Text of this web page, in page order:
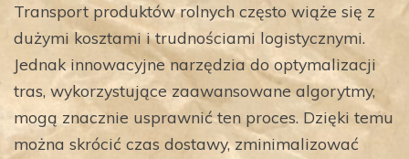
Transport produktów rolnych często wiąże się z
dużymi kosztami i trudnościami logistycznymi.
Jednak innowacyjne narzędzia do optymalizacji
tras, wykorzystujące zaawansowane algorytmy,
mogą znacznie usprawnić ten proces. Dzięki temu
można skrócić czas dostawy, zminimalizować